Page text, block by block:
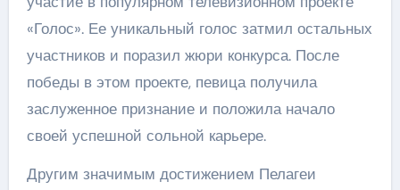
«Голос». Ее уникальный голос затмил остальных
участников и поразил жюри конкурса. После
победы в этом проекте, певица получила
заслуженное признание и положила начало
своей успешной сольной карьере.
Другим значимым достижением Пелагеи